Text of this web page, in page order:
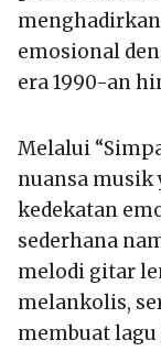
emosional
era 1990-an
Melalui
nuansa musik
kedekatan
sederhana
melodi gitar
melankolis,
membuat